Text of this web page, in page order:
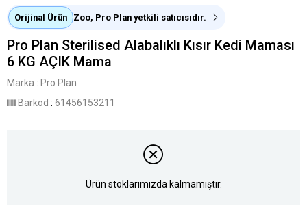
Orijinal Ürün Zoo, Pro Plan yetkili satıcısıdır.
Pro Plan Sterilised Alabalıklı Kısır Kedi Maması
6 KG AÇIK Mama
Marka : Pro Plan
Barkod : 61456153211
Ürün stoklarımızda kalmamıştır.